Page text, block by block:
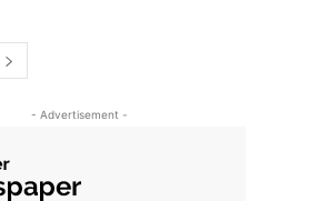
- Advertisement -